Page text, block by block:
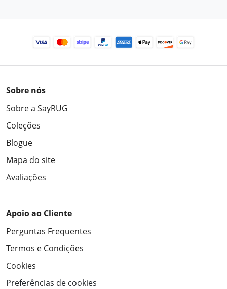
Sobre nós
Sobre a SayRUG
Coleções
Blogue
Mapa do site
Avaliações
Apoio ao Cliente
Perguntas Frequentes
Termos e Condições
Cookies
Preferências de cookies